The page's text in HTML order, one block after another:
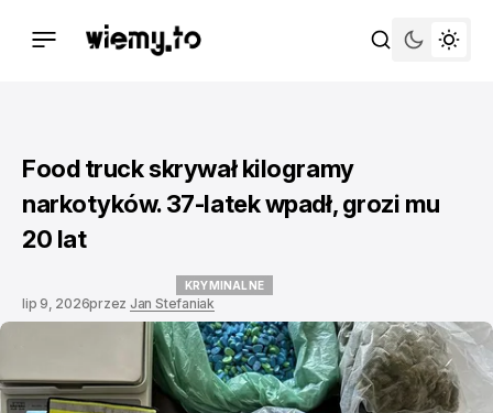
Food truck skrywał kilogramy
narkotyków. 37-latek wpadł, grozi mu
20 lat
KRYMINALNE
lip 9, 2026przez Jan Stefaniak